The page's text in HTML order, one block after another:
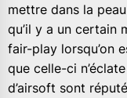
mettre dans la
qu’il y a un certain
fair-play lorsqu’on
que celle-ci
d’airsoft sont